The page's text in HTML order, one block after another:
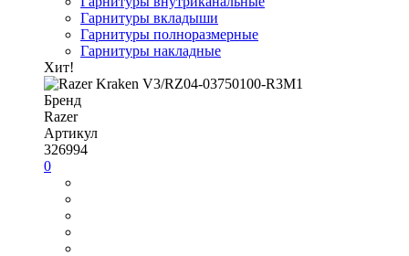
Гарнитуры вкладыши
Гарнитуры полноразмерные
Гарнитуры накладные
Хит!
Бренд
Razer
Артикул
326994
0